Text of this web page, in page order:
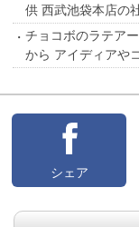
供 西武池袋本店の
チョコボのラテア
から アイディアや
シェア